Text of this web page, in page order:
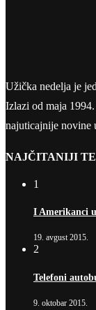
Užička nedelja je
Izlazi od maja
najuticajnije novine
NAJČITANIJI
1
I Amerikanci
19. avgust 2015.
2
Telefoni
9. oktobar 2015.